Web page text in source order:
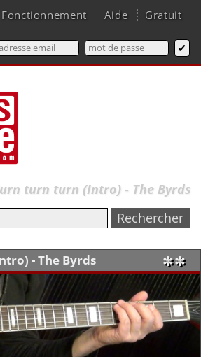
Fonctionnement Aide
Gratuit
turn turn (Intro) - The Byrds
- The Byrds ✼✼